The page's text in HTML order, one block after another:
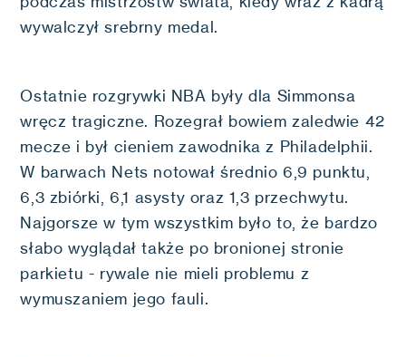
wywalczył srebrny medal.
Ostatnie rozgrywki NBA były dla Simmonsa
wręcz tragiczne. Rozegrał bowiem zaledwie 42
mecze i był cieniem zawodnika z Philadelphii.
W barwach Nets notował średnio 6,9 punktu,
6,3 zbiórki, 6,1 asysty oraz 1,3 przechwytu.
Najgorsze w tym wszystkim było to, że bardzo
słabo wyglądał także po bronionej stronie
parkietu - rywale nie mieli problemu z
wymuszaniem jego fauli.